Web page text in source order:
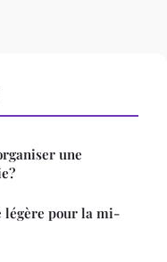
une
légère pour la mi-